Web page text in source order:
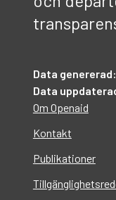
Data genererad:
Data
Om Openaid
Kontakt
Publikationer